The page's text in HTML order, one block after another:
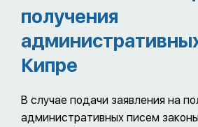
получения
Кипре
В случае подачи заявления на
административных писем